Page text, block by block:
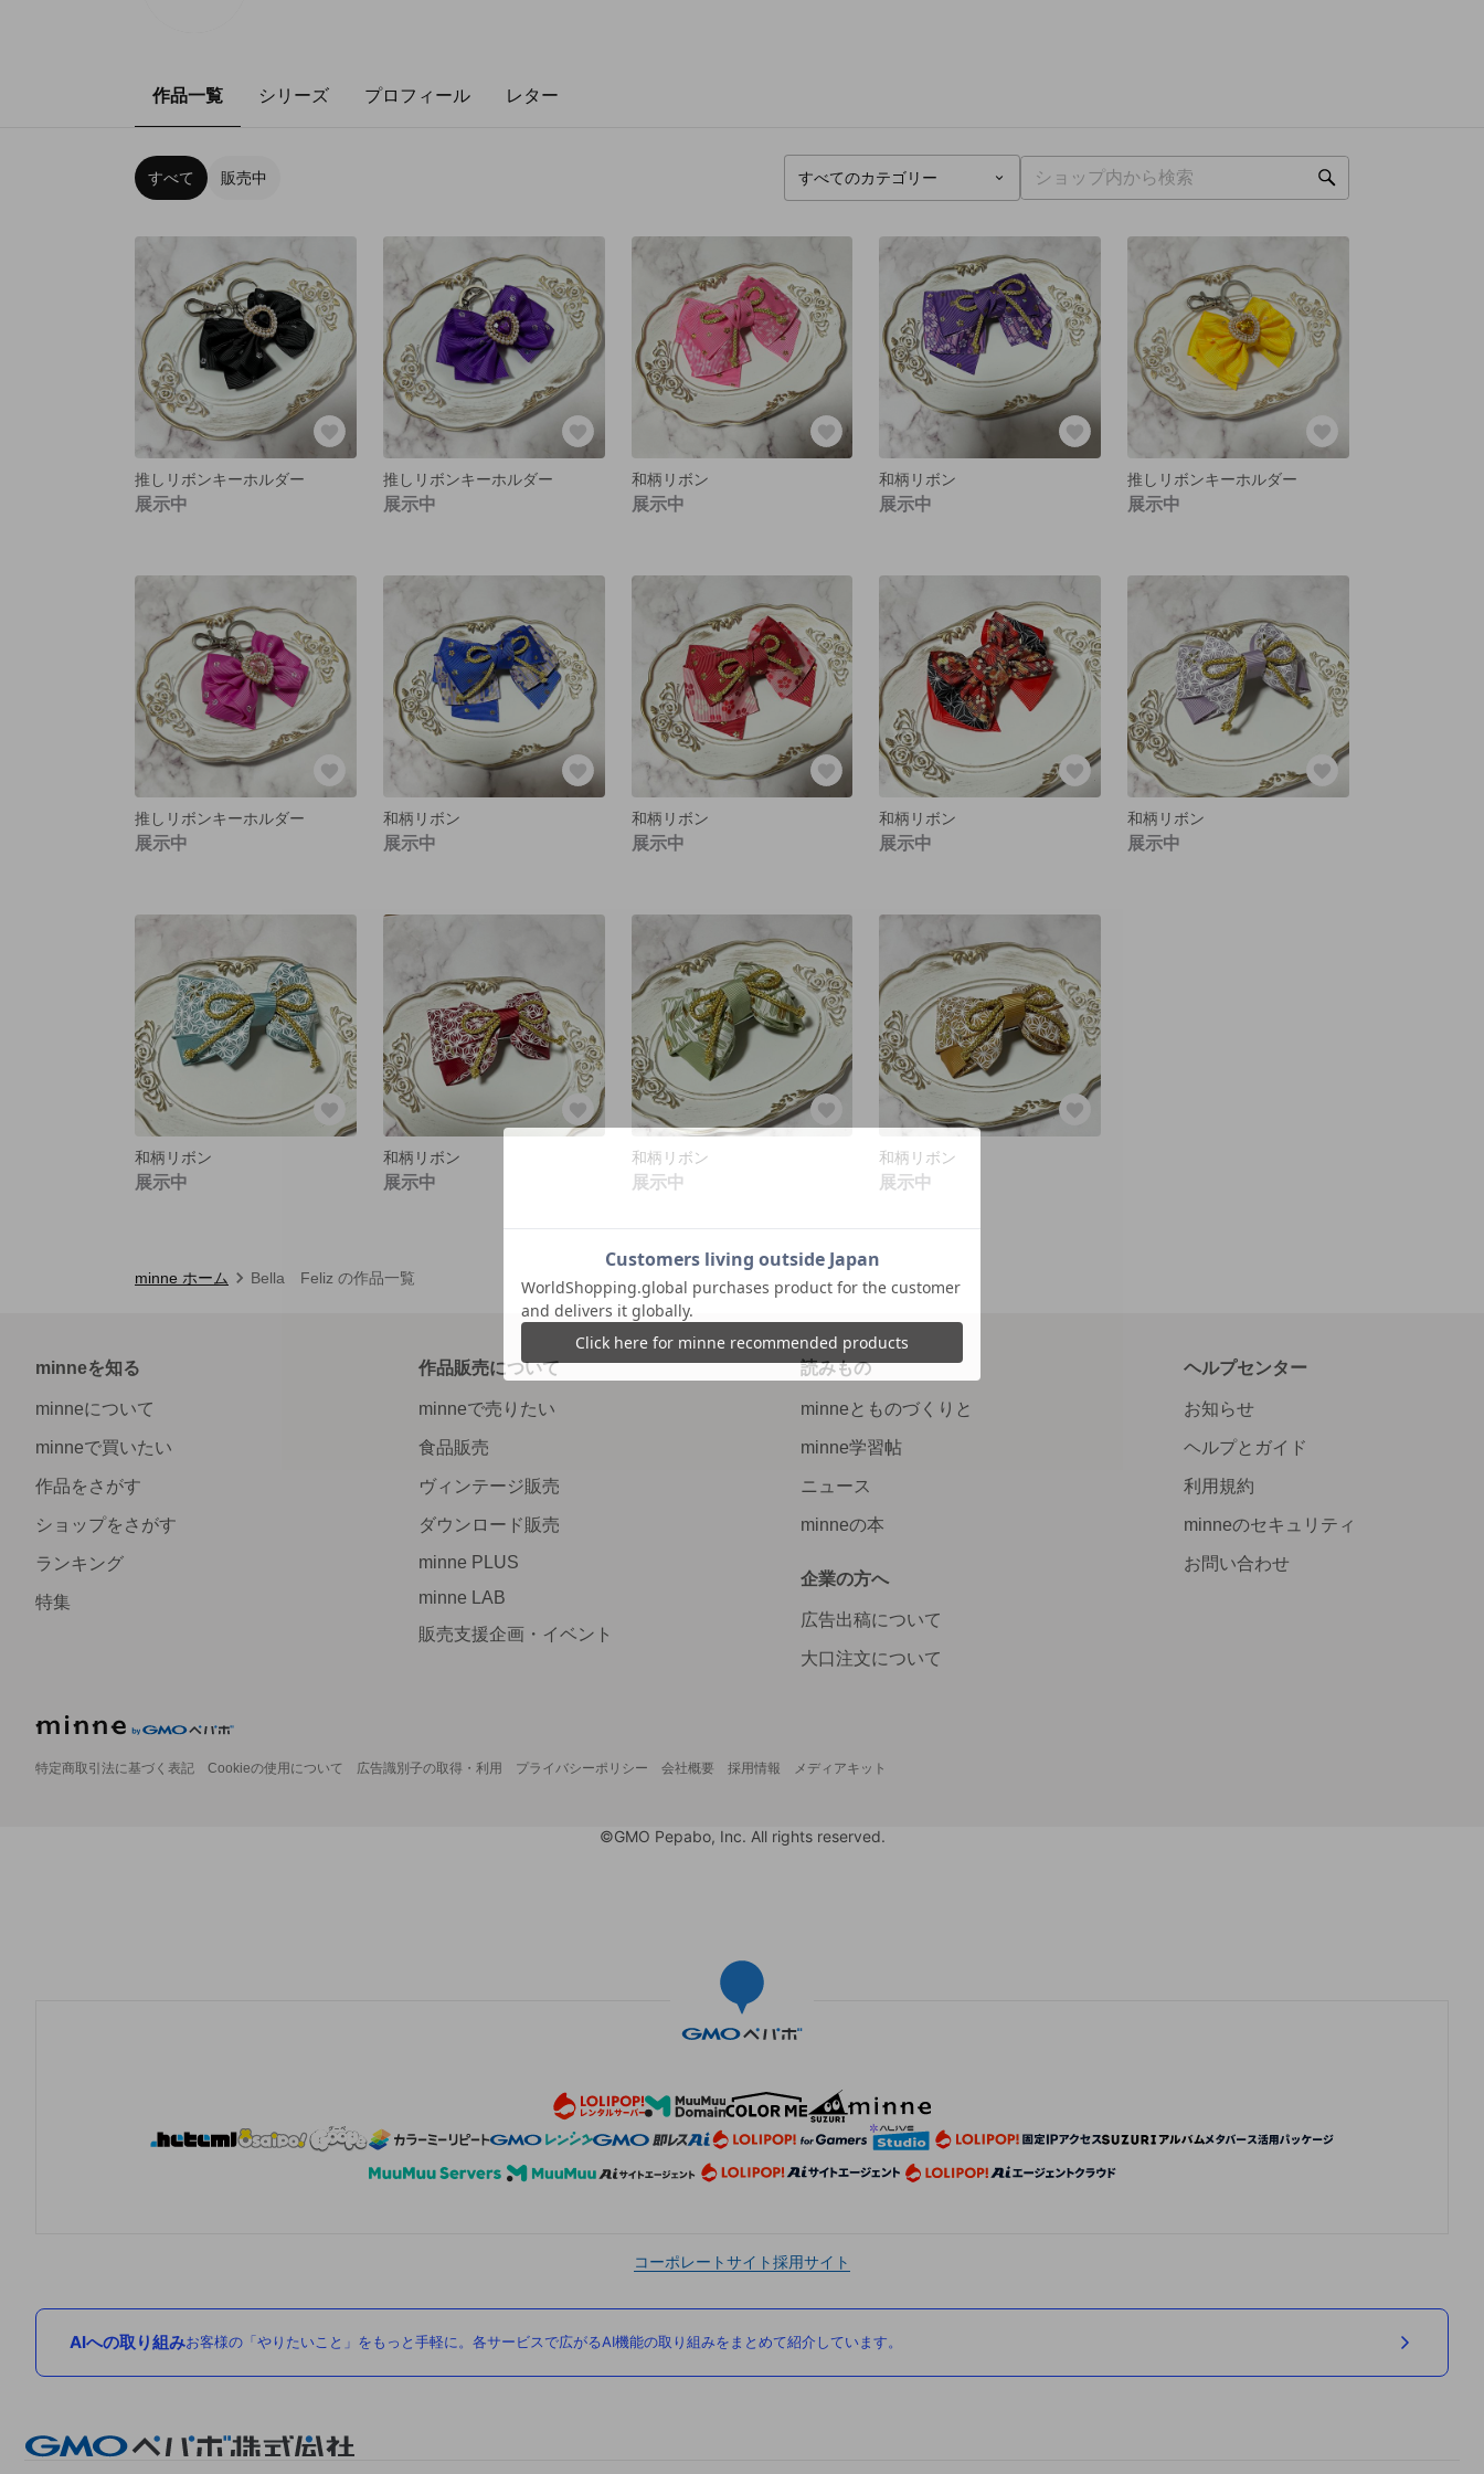
作品一覧 シリーズ プロフィール レター
すべて 販売中
推しリボンキーホルダー
展示中
推しリボンキーホルダー
展示中
和柄リボン
展示中
和柄リボン
展示中
推しリボンキーホルダー
展示中
推しリボンキーホルダー
展示中
和柄リボン
展示中
和柄リボン
展示中
和柄リボン
展示中
和柄リボン
展示中
和柄リボン
展示中
和柄リボン
展示中
和柄リボン
展示中
和柄リボン
展示中
minne ホーム Bella Feliz の作品一覧
minneを知る
minneについて
minneで買いたい
作品をさがす
ショップをさがす
ランキング
特集
作品販売について
minneで売りたい
食品販売
ヴィンテージ販売
ダウンロード販売
minne PLUS
minne LAB
販売支援企画・イベント
読みもの
minneとものづくりと
minne学習帖
ニュース
minneの本
企業の方へ
広告出稿について
大口注文について
ヘルプセンター
お知らせ
ヘルプとガイド
利用規約
minneのセキュリティ
お問い合わせ
特定商取引法に基づく表記 Cookieの使用について 広告識別子の取得・利用 プライバシーポリシー 会社概要 採用情報 メディアキット
©GMO Pepabo, Inc. All rights reserved.
コーポレートサイト採用サイト
AIへの取り組みお客様の「やりたいこと」をもっと手軽に。各サービスで広がるAI機能の取り組みをまとめて紹介しています。